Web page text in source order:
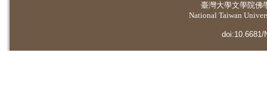
臺灣大學文學院佛
National Taiwan
doi:10.6681/